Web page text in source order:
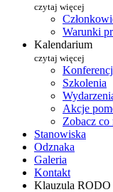
czytaj więcej
Warunki
Kalendarium
czytaj więcej
Szkolenia
Akcje
Zobacz co
Stanowiska
Odznaka
Galeria
Kontakt
Klauzula RODO